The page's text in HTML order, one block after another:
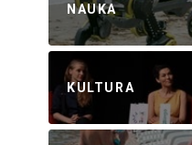
NAUKA
KULTURA